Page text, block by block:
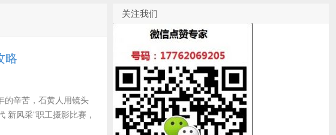
略
的辛苦，石黄人用镜头
新风采”职工摄影比赛，
关注我们